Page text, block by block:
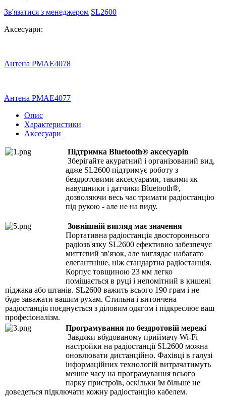
Зв'язатися з менеджером SL2600
Аксесуари:
Антена PMAE4078
Антена PMAE4077
Опис
Характеристики
Аксесуари
Підтримка Bluetooth® аксесуарів
Зберігайте акуратний і організований вид,
адже SL2600 підтримує роботу з
бездротовими аксесуарами, такими як
навушники і датчики Bluetooth®,
дозволяючи весь час тримати радіостанцію
під рукою - але не на виду.
Зовнішній вигляд має значення
Портативна радіостанція двостороннього
радіозв'язку SL2600 ефективно забезпечує
миттєвий зв'язок, але виглядає набагато
елегантніше, ніж стандартна радіостанція.
Корпус товщиною 23 мм легко
поміщається в руці і непомітний в кишені
піджака або штанів. SL2600 важить всього 190 грам і не
буде заважати вашим рухам. Стильна і витончена
радіостанція поєднується з діловим одягом і підкреслює ваш
професіоналізм.
Програмування по бездротовій мережі
Завдяки вбудованому приймачу Wi-Fi
настройки на радіостанції SL2600 можна
оновлювати дистанційно. Фахівці в галузі
інформаційних технологій витрачатимуть
менше часу на програмування всього
парку пристроїв, оскільки їм більше не
доведеться підключати кожну радіостанцію кабелем.